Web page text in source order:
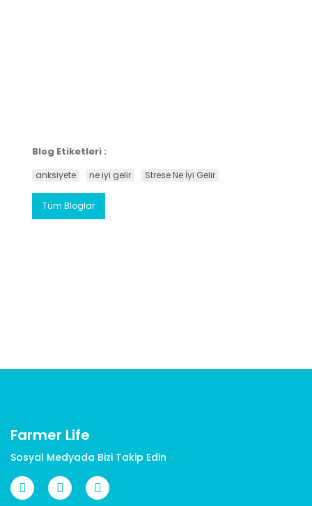
Blog Etiketleri :
anksiyete ne iyi gelir Strese Ne İyi Gelir
Tüm Bloglar
Farmer Life
Sosyal Medyada Bizi Takip Edin